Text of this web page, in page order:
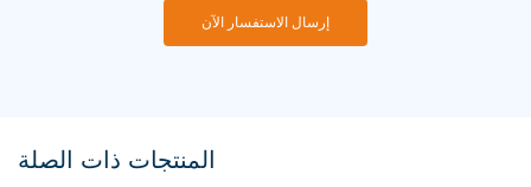
إرسال الاستفسار الآن
المنتجات ذات الصلة